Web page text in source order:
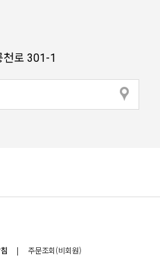
천로 301-1
| 주문조회(비회원)